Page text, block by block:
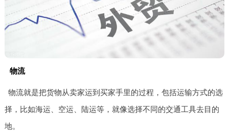
物流
物流就是把货物从卖家运到买家手里的过程，包括运输方式的选
择，比如海运、空运、陆运等，就像选择不同的交通工具去目的
地。